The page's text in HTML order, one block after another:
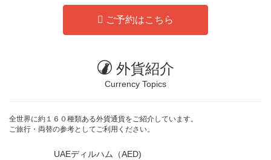
ご予約はこちら
外貨紹介
Currency Topics
全世界に約１６０種類ある外貨通貨をご紹介しています。
ご旅行・両替の参考としてご利用ください。
UAEディルハム（AED)